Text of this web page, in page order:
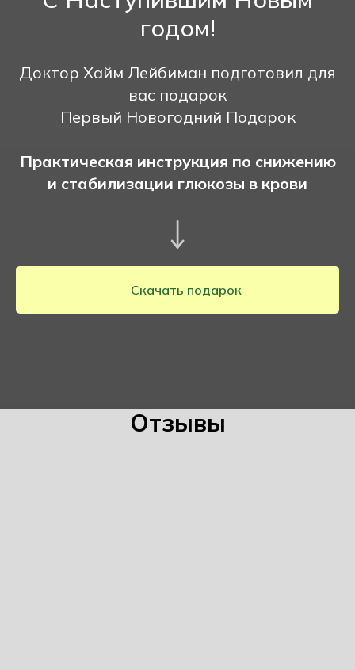
годом!
Доктор Хайм Лейбиман подготовил для
вас подарок
Первый Новогодний Подарок
Практическая инструкция по снижению
и стабилизации глюкозы в крови
Скачать подарок
Отзывы